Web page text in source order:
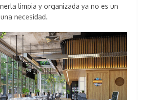
limpia y organizada ya no es un
necesidad.